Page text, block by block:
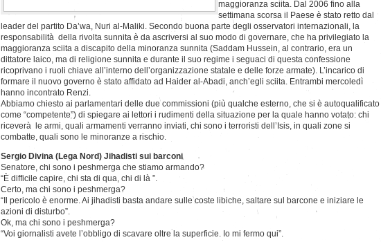
maggioranza sciita. Dal 2006 fino alla
settimana scorsa il Paese è stato retto dal
leader del partito Da’wa, Nuri al-Maliki. Secondo buona parte degli osservatori internazionali, la
responsabilità della rivolta sunnita è da ascriversi al suo modo di governare, che ha privilegiato la
maggioranza sciita a discapito della minoranza sunnita (Saddam Hussein, al contrario, era un
dittatore laico, ma di religione sunnita e durante il suo regime i seguaci di questa confessione
ricoprivano i ruoli chiave all’interno dell’organizzazione statale e delle forze armate). L’incarico di
formare il nuovo governo è stato affidato ad Haider al-Abadi, anch’egli sciita. Entrambi mercoledì
hanno incontrato Renzi.
Abbiamo chiesto ai parlamentari delle due commissioni (più qualche esterno, che si è autoqualificato
come “competente”) di spiegare ai lettori i rudimenti della situazione per la quale hanno votato: chi
riceverà le armi, quali armamenti verranno inviati, chi sono i terroristi dell’Isis, in quali zone si
combatte, quali sono le minoranze a rischio.
Sergio Divina (Lega Nord) Jihadisti sui barconi
Senatore, chi sono i peshmerga che stiamo armando?
“È difficile capire, chi sta di qua, chi di là ”.
Certo, ma chi sono i peshmerga?
“Il pericolo è enorme. Ai jihadisti basta andare sulle coste libiche, saltare sul barcone e iniziare le
azioni di disturbo”.
Ok, ma chi sono i peshmerga?
“Voi giornalisti avete l’obbligo di scavare oltre la superficie. Io mi fermo qui”.